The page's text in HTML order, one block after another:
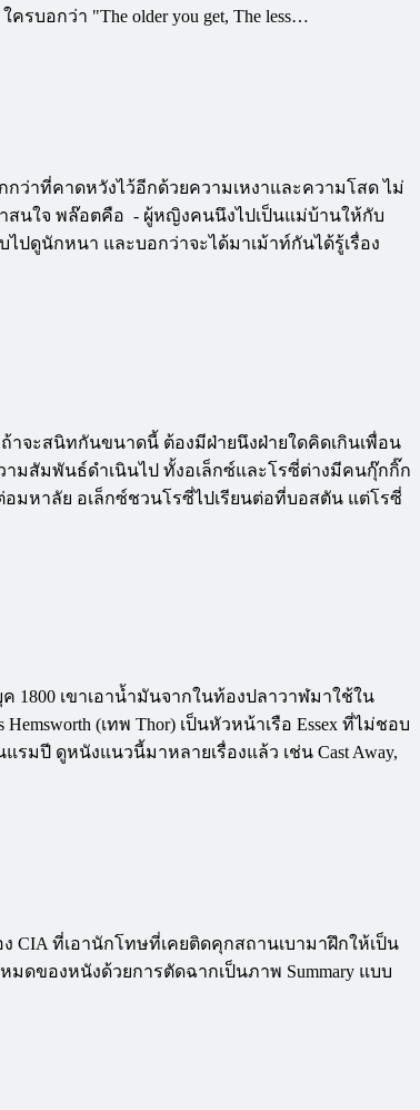
บอกว่า "The older you get, The less…
กว่าที่คาดหวังไว้อีกด้วยความเหงาและความโสด ไม่
น่าสนใจ พล๊อตคือ - ผู้หญิงคนนึงไปเป็นแม่บ้านให้กับ
ปดูนักหนา และบอกว่าจะได้มาเม้าท์กันได้รู้เรื่อง
าจะสนิทกันขนาดนี้ ต้องมีฝ่ายนึงฝ่ายใดคิดเกินเพื่อน
วามสัมพันธ์ดำเนินไป ทั้งอเล็กซ์และโรซี่ต่างมีคนกุ๊กกิ๊ก
อมหาลัย อเล็กซ์ชวนโรซี่ไปเรียนต่อที่บอสตัน แต่โรซี่
1800 เขาเอาน้ำมันจากในท้องปลาวาฬมาใช้ใน
(เทพ Thor) เป็นหัวหน้าเรือ Essex ที่ไม่ชอบ
มปี ดูหนังแนวนี้มาหลายเรื่องแล้ว เช่น Cast Away,
ง CIA ที่เอานักโทษที่เคยติดคุกสถานเบามาฝึกให้เป็น
หมดของหนังด้วยการตัดฉากเป็นภาพ Summary แบบ